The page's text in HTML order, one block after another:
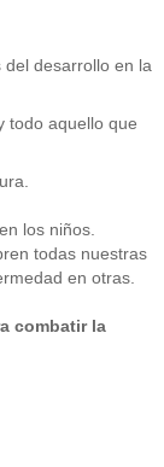
desarrollo en la
todo aquello que
los niños.
todas nuestras
en otras.
combatir la